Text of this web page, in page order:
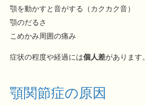
顎を動かすと音がする（カクカク音）
顎のだるさ
こめかみ周囲の痛み
症状の程度や経過には個人差があります。
顎関節症の原因